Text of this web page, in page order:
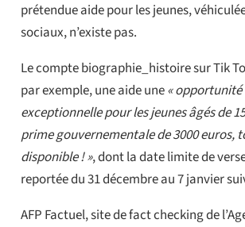
prétendue aide pour les jeunes,
sociaux, n’existe pas.
Le compte biographie_histoire sur Tik
par exemple, une aide une«
exceptionnelle pour les jeunes âgés de
prime gouvernementale de 3000 euros,
disponible ! », dont la date limite de
reportée du 31 décembre au 7 janvier
AFP Factuel, site de fact checking de